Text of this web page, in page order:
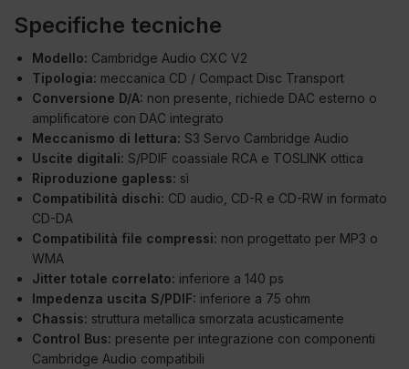
Specifiche tecniche
Modello: Cambridge Audio CXC V2
Tipologia: meccanica CD / Compact Disc Transport
Conversione D/A: non presente, richiede DAC esterno o
amplificatore con DAC integrato
Meccanismo di lettura: S3 Servo Cambridge Audio
Uscite digitali: S/PDIF coassiale RCA e TOSLINK ottica
Riproduzione gapless: sì
Compatibilità dischi: CD audio, CD-R e CD-RW in formato
CD-DA
Compatibilità file compressi: non progettato per MP3 o
WMA
Jitter totale correlato: inferiore a 140 ps
Impedenza uscita S/PDIF: inferiore a 75 ohm
Chassis: struttura metallica smorzata acusticamente
Control Bus: presente per integrazione con componenti
Cambridge Audio compatibili